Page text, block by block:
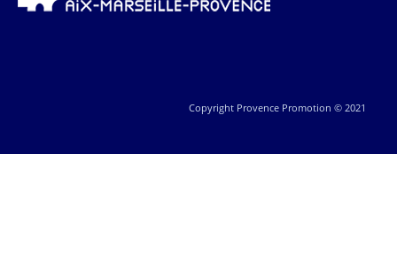
Copyright Provence Promotion © 2021